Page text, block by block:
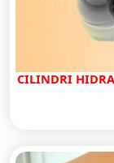
CILINDRI